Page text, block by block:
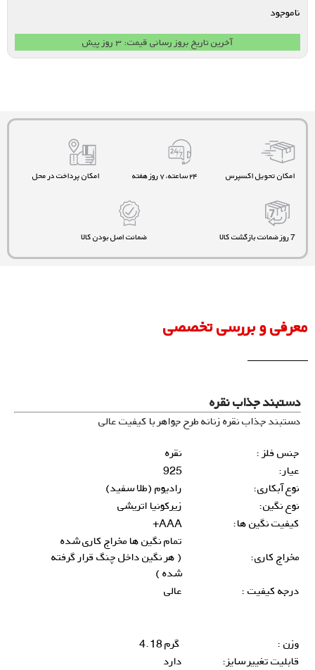
ناموجود
آخرین تاریخ بروز رسانی قیمت: ۳ روز پیش
امکان تحویل اکسپرس ۲۴ ساعته، ۷ روز هفته امکان پرداخت در محل
7 روز ضمانت بازگشت کالا ضمانت اصل بودن کالا
معرفی و بررسی تخصصی
دستبند جذاب نقره
دستبند جذاب نقره زنانه طرح جواهر با کیفیت عالی
جنس فلز :
نقره
عیار:
925
نوع آبکاری:
رادیوم (طلا سفید)
نوع نگین:
زیرکونیا اتریشی
کیفیت نگین ها:
AAA+
مخراج کاری:
تمام نگین ها مخراج کاری شده
( هر نگین داخل چنگ قرار گرفته
شده )
درجه کیفیت :
عالی
وزن :
گرم 4.18
قابلیت تغییر سایز:
دارد